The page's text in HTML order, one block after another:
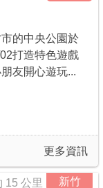
的中央公園於
打造特色遊戲
友開心遊玩...
更多資訊
新竹
15 公里